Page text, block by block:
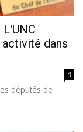
dans
1
députés de